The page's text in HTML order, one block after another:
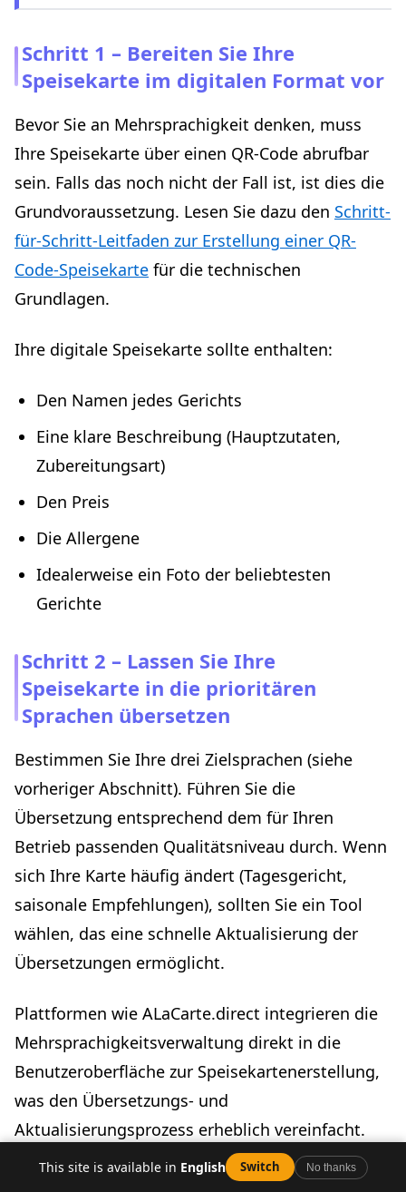
Schritt 1 – Bereiten Sie Ihre
Speisekarte im digitalen Format vor
Bevor Sie an Mehrsprachigkeit denken, muss
Ihre Speisekarte über einen QR-Code abrufbar
sein. Falls das noch nicht der Fall ist, ist dies die
Grundvoraussetzung. Lesen Sie dazu den Schritt-
für-Schritt-Leitfaden zur Erstellung einer QR-
Code-Speisekarte für die technischen
Grundlagen.
Ihre digitale Speisekarte sollte enthalten:
Den Namen jedes Gerichts
Eine klare Beschreibung (Hauptzutaten,
Zubereitungsart)
Den Preis
Die Allergene
Idealerweise ein Foto der beliebtesten
Gerichte
Schritt 2 – Lassen Sie Ihre
Speisekarte in die prioritären
Sprachen übersetzen
Bestimmen Sie Ihre drei Zielsprachen (siehe
vorheriger Abschnitt). Führen Sie die
Übersetzung entsprechend dem für Ihren
Betrieb passenden Qualitätsniveau durch. Wenn
sich Ihre Karte häufig ändert (Tagesgericht,
saisonale Empfehlungen), sollten Sie ein Tool
wählen, das eine schnelle Aktualisierung der
Übersetzungen ermöglicht.
Plattformen wie ALaCarte.direct integrieren die
Mehrsprachigkeitsverwaltung direkt in die
Benutzeroberfläche zur Speisekartenerstellung,
was den Übersetzungs- und
Aktualisierungsprozess erheblich vereinfacht.
This site is available in English Switch No thanks